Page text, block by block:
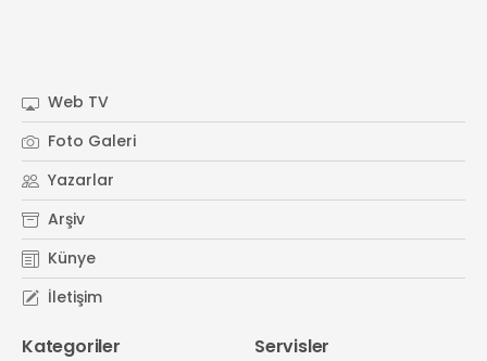
Web TV
Foto Galeri
Yazarlar
Arşiv
Künye
İletişim
Kategoriler Servisler